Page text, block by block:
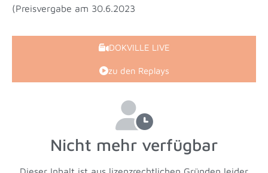
(Preisvergabe am 30.6.2023
DOKVILLE LIVE
zu den Replays
Nicht mehr verfügbar